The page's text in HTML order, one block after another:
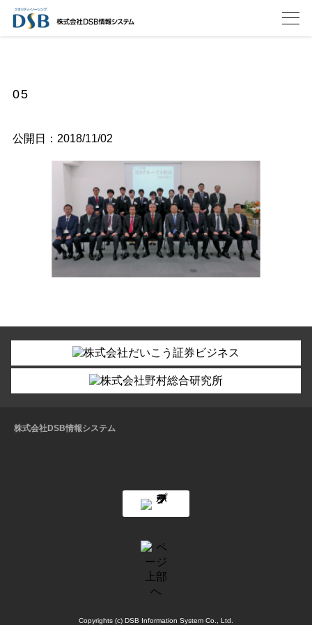
05
公開日：2018/11/02
株式会社DSB情報システム
Copyrights (c) DSB Information System Co., Ltd.